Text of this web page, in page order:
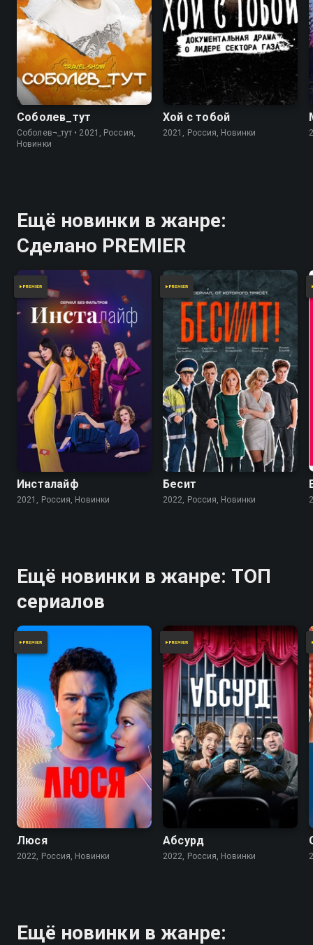
Соболев_тут
Соболев¬_тут • 2021, Россия,
Новинки
Хой с тобой
2021, Россия, Новинки
Ещё новинки в жанре:
Сделано PREMIER
Инсталайф
2021, Россия, Новинки
Бесит
2022, Россия, Новинки
Ещё новинки в жанре: ТОП
сериалов
Люся
2022, Россия, Новинки
Абсурд
2022, Россия, Новинки
Ещё новинки в жанре: